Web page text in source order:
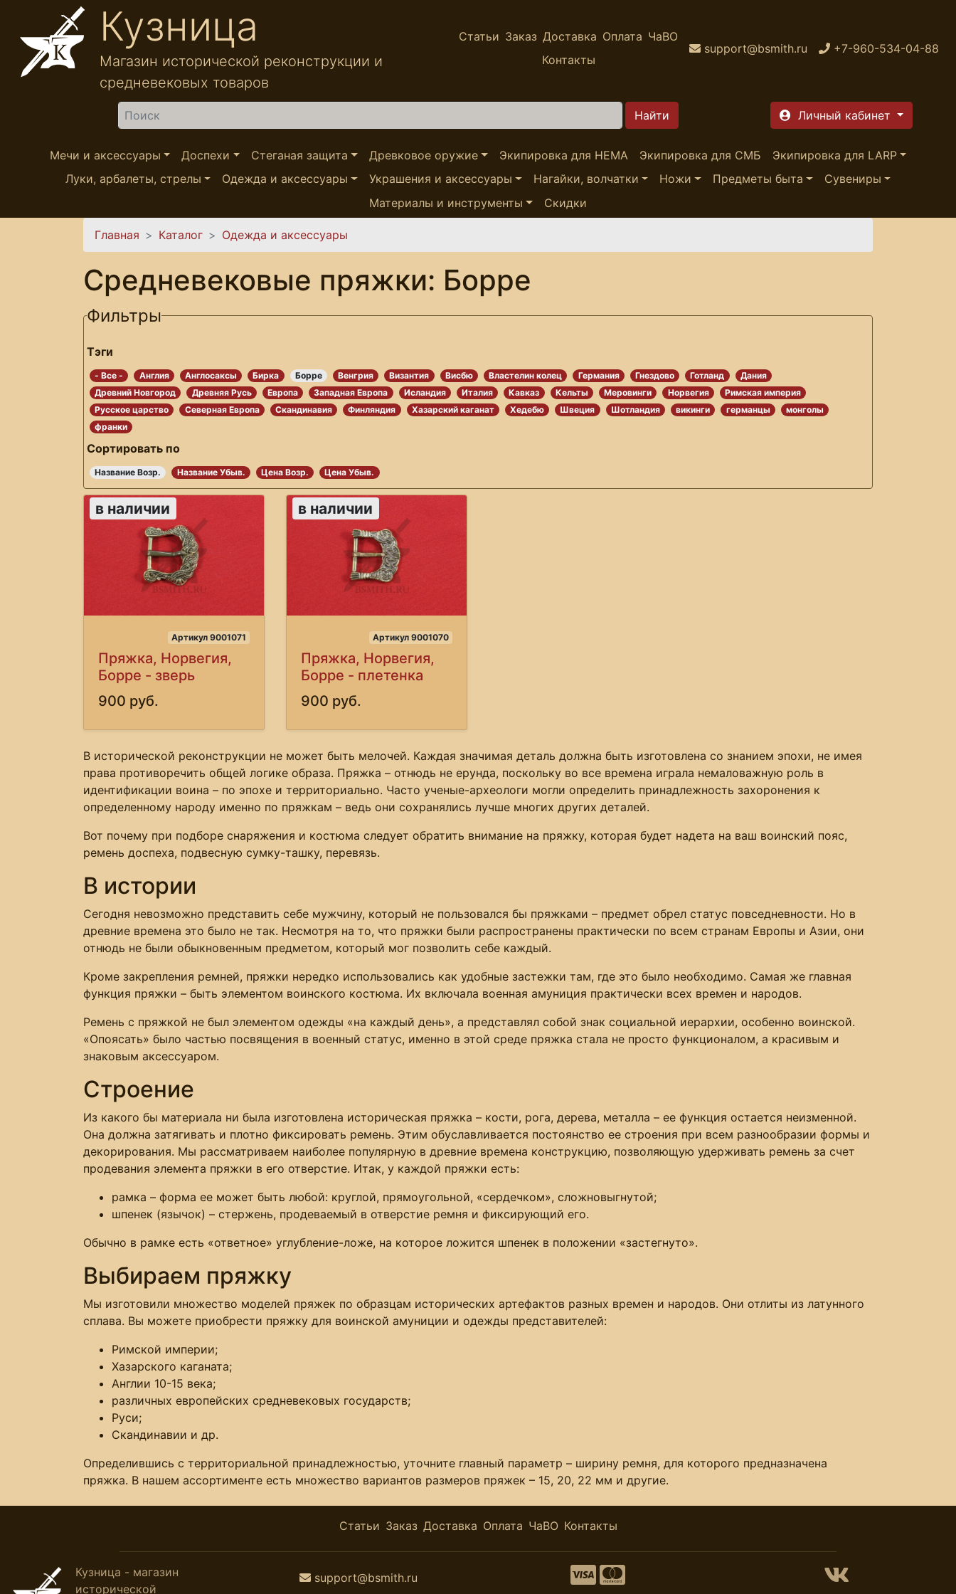
Перейти к основному содержанию
Кузница
Магазин исторической реконструкции и
средневековых товаров
Статьи Заказ Доставка Оплата ЧаВО
Контакты
support@bsmith.ru +7-960-534-04-88
Найти Личный кабинет
Мечи и аксессуары Доспехи Стеганая защита Древковое оружие Экипировка для HEMA Экипировка для СМБ
Экипировка для LARP
Луки, арбалеты, стрелы
Одежда и аксессуары Украшения и аксессуары Нагайки, волчатки Ножи Предметы быта
Сувениры
Материалы и инструменты
Скидки
Вы здесь
Главная Каталог Одежда и аксессуары
Средневековые пряжки: Борре
Фильтры
Тэги
- Все - Англия Англосаксы Бирка Борре Венгрия Византия Висбю Властелин колец Германия Гнездово Готланд
Дания
Древний Новгород
Древняя Русь Европа Западная Европа Исландия Италия Кавказ Кельты Меровинги Норвегия
Римская империя
Русское царство
Северная Европа Скандинавия Финляндия Хазарский каганат Хедебю Швеция Шотландия викинги германцы
монголы
франки
Сортировать по
Название Возр. Название Убыв. Цена Возр. Цена Убыв.
в наличии
Артикул 9001071
Пряжка, Норвегия,
Борре - зверь
900 руб.
в наличии
Артикул 9001070
Пряжка, Норвегия,
Борре - плетенка
900 руб.
В исторической реконструкции не может быть мелочей. Каждая значимая деталь должна быть изготовлена со знанием эпохи, не имея
права противоречить общей логике образа. Пряжка – отнюдь не ерунда, поскольку во все времена играла немаловажную роль в
идентификации воина – по эпохе и территориально. Часто ученые-археологи могли определить принадлежность захоронения к
определенному народу именно по пряжкам – ведь они сохранялись лучше многих других деталей.
Вот почему при подборе снаряжения и костюма следует обратить внимание на пряжку, которая будет надета на ваш воинский пояс,
ремень доспеха, подвесную сумку-ташку, перевязь.
В истории
Сегодня невозможно представить себе мужчину, который не пользовался бы пряжками – предмет обрел статус повседневности. Но в
древние времена это было не так. Несмотря на то, что пряжки были распространены практически по всем странам Европы и Азии, они
отнюдь не были обыкновенным предметом, который мог позволить себе каждый.
Кроме закрепления ремней, пряжки нередко использовались как удобные застежки там, где это было необходимо. Самая же главная
функция пряжки – быть элементом воинского костюма. Их включала военная амуниция практически всех времен и народов.
Ремень с пряжкой не был элементом одежды «на каждый день», а представлял собой знак социальной иерархии, особенно воинской.
«Опоясать» было частью посвящения в военный статус, именно в этой среде пряжка стала не просто функционалом, а красивым и
знаковым аксессуаром.
Строение
Из какого бы материала ни была изготовлена историческая пряжка – кости, рога, дерева, металла – ее функция остается неизменной.
Она должна затягивать и плотно фиксировать ремень. Этим обуславливается постоянство ее строения при всем разнообразии формы и
декорирования. Мы рассматриваем наиболее популярную в древние времена конструкцию, позволяющую удерживать ремень за счет
продевания элемента пряжки в его отверстие. Итак, у каждой пряжки есть:
рамка – форма ее может быть любой: круглой, прямоугольной, «сердечком», сложновыгнутой;
шпенек (язычок) – стержень, продеваемый в отверстие ремня и фиксирующий его.
Обычно в рамке есть «ответное» углубление-ложе, на которое ложится шпенек в положении «застегнуто».
Выбираем пряжку
Мы изготовили множество моделей пряжек по образцам исторических артефактов разных времен и народов. Они отлиты из латунного
сплава. Вы можете приобрести пряжку для воинской амуниции и одежды представителей:
Римской империи;
Хазарского каганата;
Англии 10-15 века;
различных европейских средневековых государств;
Руси;
Скандинавии и др.
Определившись с территориальной принадлежностью, уточните главный параметр – ширину ремня, для которого предназначена
пряжка. В нашем ассортименте есть множество вариантов размеров пряжек – 15, 20, 22 мм и другие.
Статьи Заказ Доставка Оплата ЧаВО Контакты
Кузница - магазин
исторической
support@bsmith.ru